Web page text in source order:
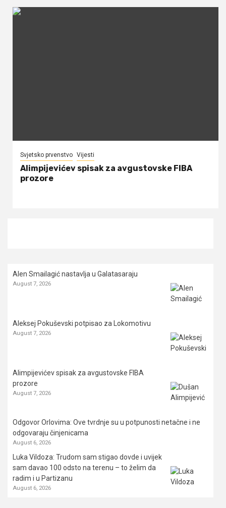
Svjetsko prvenstvo Vijesti
Alimpijevićev spisak za avgustovske FIBA
prozore
Alen Smailagić nastavlja u Galatasaraju
August 7, 2026
Aleksej Pokuševski potpisao za Lokomotivu
August 7, 2026
Alimpijevićev spisak za avgustovske FIBA
prozore
August 7, 2026
Odgovor Orlovima: ​Ove tvrdnje su u potpunosti netačne i ne
odgovaraju činjenicama
August 6, 2026
Luka Vildoza: Trudom sam stigao dovde i uvijek
sam davao 100 odsto na terenu – to želim da
radim i u Partizanu
August 6, 2026